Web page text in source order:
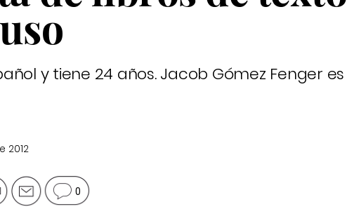
y tiene 24 años. Jacob Gómez Fenger es
2012
0